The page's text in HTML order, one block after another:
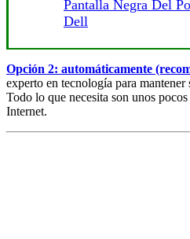
Pantalla Negra Del
Dell
Opción 2: automáticamente
experto en tecnología para
Todo lo que necesita son unos
Internet.